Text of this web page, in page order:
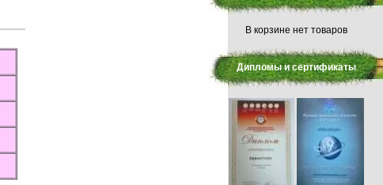
В корзине нет товаров
Дипломы и сертификаты